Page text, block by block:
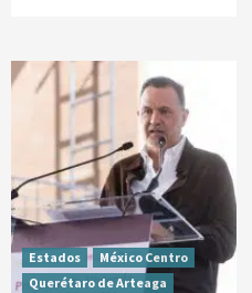
Estados
México Centro
Querétaro de Arteaga